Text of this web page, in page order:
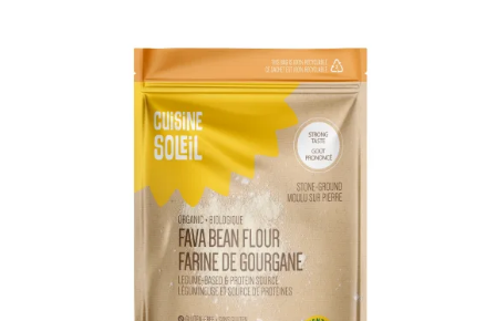
ADD TO CART / DETAILS